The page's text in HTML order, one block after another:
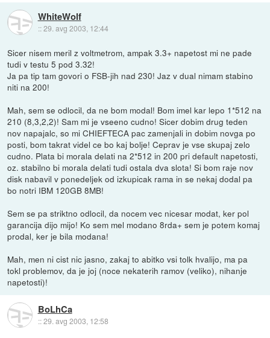
WhiteWolf
::29. avg 2003, 12:44
Sicer nisem meril z voltmetrom, ampak 3.3+ napetost mi ne pade
tudi v testu 5 pod 3.32!
Ja pa tip tam govori o FSB-jih nad 230! Jaz v dual nimam stabino
niti na 200!
Mah, sem se odlocil, da ne bom modal! Bom imel kar lepo 1*512 na
210 (8,3,2,2)! Sam mi je vseeno cudno! Sicer dobim drug teden
nov napajalc, so mi CHIEFTECA pac zamenjali in dobim novga po
posti, bom takrat videl ce bo kaj bolje! Ceprav je vse skupaj zelo
cudno. Plata bi morala delati na 2*512 in 200 pri default napetosti,
oz. stabilno bi morala delati tudi ostala dva slota! Si bom raje nov
disk nabavil v ponedeljek od izkupicak rama in se nekaj dodal pa
bo notri IBM 120GB 8MB!
Sem se pa striktno odlocil, da nocem vec nicesar modat, ker pol
garancija dijo mijo! Ko sem mel modano 8rda+ sem je potem komaj
prodal, ker je bila modana!
Mah, men ni cist nic jasno, zakaj to abitko vsi tolk hvalijo, ma pa
tokl problemov, da je joj (noce nekaterih ramov (veliko), nihanje
napetosti)!
BoLhCa
::29. avg 2003, 12:58